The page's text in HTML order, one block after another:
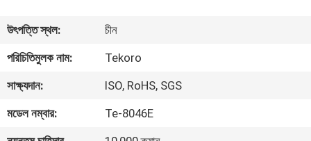
আমাদের
সম্পর্কে
কারখানা
পরিদর্শন
উৎপত্তি স্থল:
চীন
পরিচিতিমুলক নাম:
Tekoro
সাক্ষ্যদান:
ISO, RoHS, SGS
মডেল নম্বার:
Te-8046E